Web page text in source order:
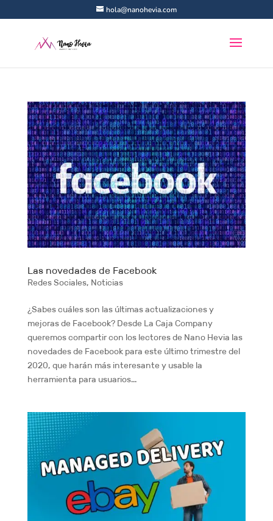
hola@nanohevia.com
Las novedades de Facebook
Redes Sociales, Noticias
¿Sabes cuáles son las últimas actualizaciones y
mejoras de Facebook? Desde La Caja Company
queremos compartir con los lectores de Nano Hevia las
novedades de Facebook para este último trimestre del
2020, que harán más interesante y usable la
herramienta para usuarios...